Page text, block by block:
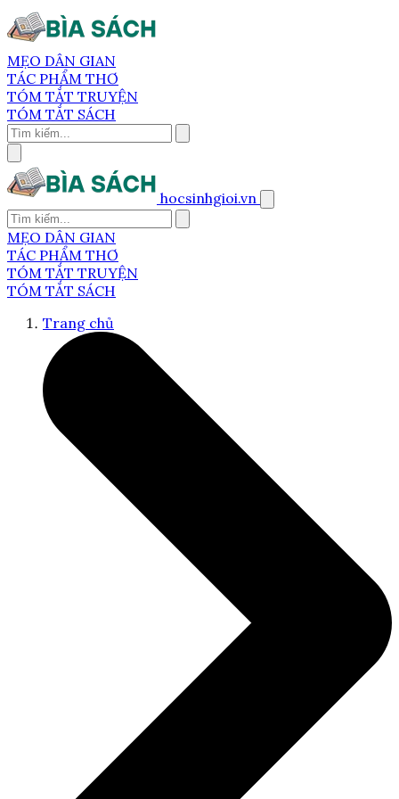
MẸO DÂN GIAN
TÁC PHẨM THƠ
TÓM TẮT TRUYỆN
TÓM TẮT SÁCH
hocsinhgioi.vn
MẸO DÂN GIAN
TÁC PHẨM THƠ
TÓM TẮT TRUYỆN
TÓM TẮT SÁCH
Trang chủ